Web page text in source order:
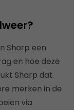
Sharp een
en hoe deze
Sharp dat
merken in de
via